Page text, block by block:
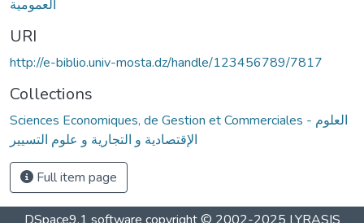
العمومية
URI
http://e-biblio.univ-mosta.dz/handle/123456789/7817
Collections
Sciences Economiques, de Gestion et Commerciales - العلوم
الإقتصادية و التجارية و علوم التسيير
Full item page